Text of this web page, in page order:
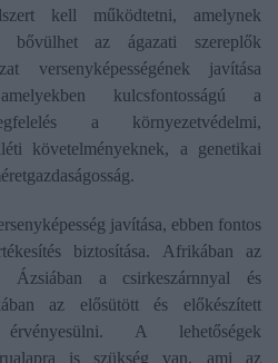
kell működtetni, amelynek
bővülhet az ágazati szereplők
versenyképességének javítása
kulcsfontosságú a
a környezetvédelmi,
követelményeknek, a genetikai
javítása, ebben fontos
biztosítása. Afrikában az
Ázsiában a csirkeszárnnyal és
az elősütött és előkészített
A lehetőségek
is szükség van, ami az